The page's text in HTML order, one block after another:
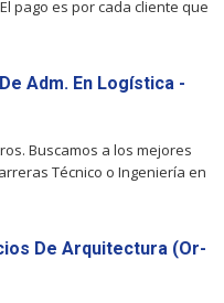
pago es por cada cliente que
Adm. En Logística -
Buscamos a los mejores
Técnico o Ingeniería en
De Arquitectura (Or-